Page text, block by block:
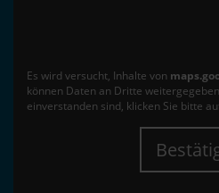
Es wird versucht, Inhalte von
können Daten an Dritte
einverstanden sind, klicken Sie bitte